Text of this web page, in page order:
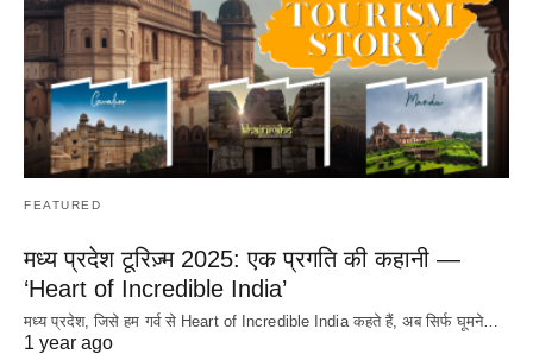
FEATURED
मध्य प्रदेश टूरिज़्म 2025: एक प्रगति की कहानी —
‘Heart of Incredible India’
मध्य प्रदेश, जिसे हम गर्व से Heart of Incredible India कहते हैं, अब सिर्फ घूमने…
1 year ago